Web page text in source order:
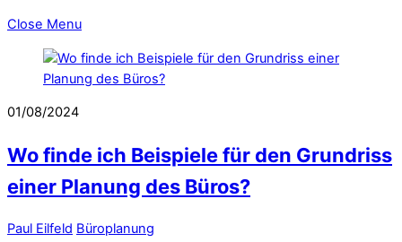
Close Menu
01/08/2024
Wo finde ich Beispiele für den Grundriss
einer Planung des Büros?
Paul Eilfeld Büroplanung